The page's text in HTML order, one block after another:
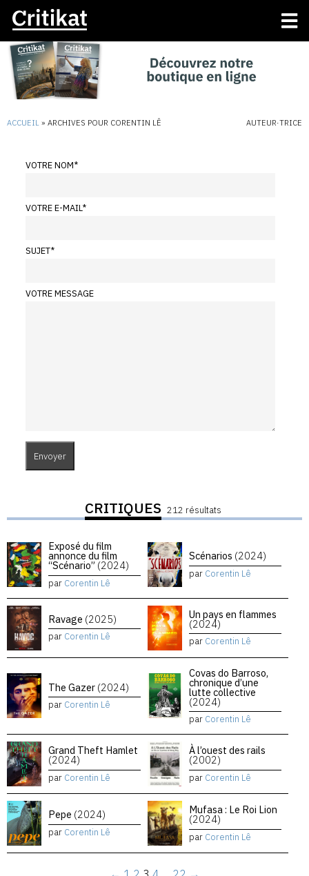
ACCUEIL » ARCHIVES POUR CORENTIN LÊ AUTEUR·TRICE
VOTRE NOM*
VOTRE E-MAIL*
SUJET*
VOTRE MESSAGE
CRITIQUES 212 résultats
Exposé du film
annonce du film
“Scénario” (2024)
par Corentin Lê
Scénarios (2024)
par Corentin Lê
Ravage (2025)
par Corentin Lê
Un pays en flammes
(2024)
par Corentin Lê
The Gazer (2024)
par Corentin Lê
Covas do Barroso,
chronique d’une
lutte collective
(2024)
par Corentin Lê
Grand Theft Hamlet
(2024)
par Corentin Lê
À l’ouest des rails
(2002)
par Corentin Lê
Pepe (2024)
par Corentin Lê
Mufasa : Le Roi Lion
(2024)
par Corentin Lê